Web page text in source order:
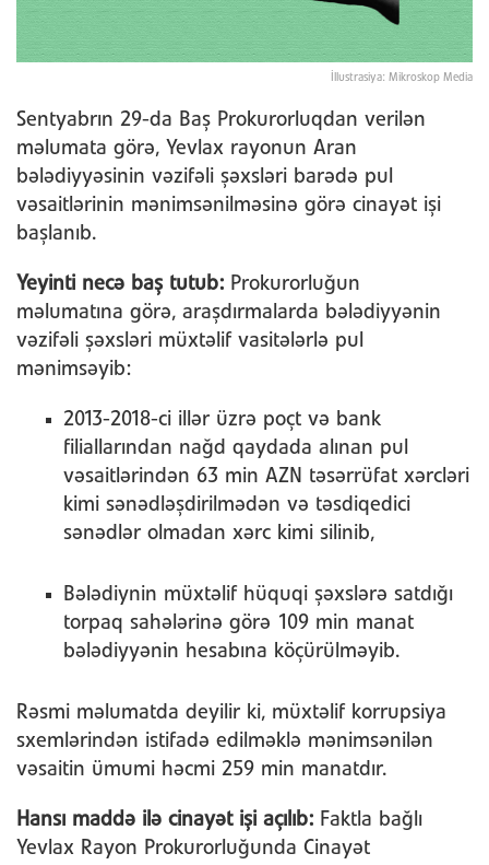
İllustrasiya: Mikroskop Media
Sentyabrın 29-da Baş Prokurorluqdan verilən
məlumata görə, Yevlax rayonun Aran
bələdiyyəsinin vəzifəli şəxsləri barədə pul
vəsaitlərinin mənimsənilməsinə görə cinayət işi
başlanıb.
Yeyinti necə baş tutub: Prokurorluğun
məlumatına görə, araşdırmalarda bələdiyyənin
vəzifəli şəxsləri müxtəlif vasitələrlə pul
mənimsəyib:
2013-2018-ci illər üzrə poçt və bank
filiallarından nağd qaydada alınan pul
vəsaitlərindən 63 min AZN təsərrüfat xərcləri
kimi sənədləşdirilmədən və təsdiqedici
sənədlər olmadan xərc kimi silinib,
Bələdiynin müxtəlif hüquqi şəxslərə satdığı
torpaq sahələrinə görə 109 min manat
bələdiyyənin hesabına köçürülməyib.
Rəsmi məlumatda deyilir ki, müxtəlif korrupsiya
sxemlərindən istifadə edilməklə mənimsənilən
vəsaitin ümumi həcmi 259 min manatdır.
Hansı maddə ilə cinayət işi açılıb: Faktla bağlı
Yevlax Rayon Prokurorluğunda Cinayət